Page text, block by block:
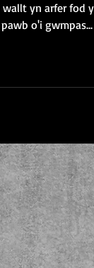
wallt yn arfer fod
o'i gwmpas...